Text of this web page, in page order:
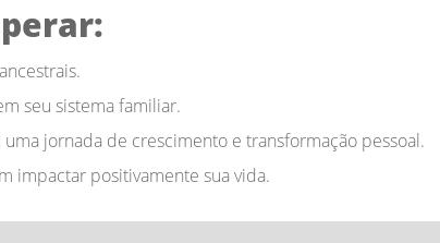
seu sistema familiar.
jornada de crescimento e transformação pessoal.
impactar positivamente sua vida.